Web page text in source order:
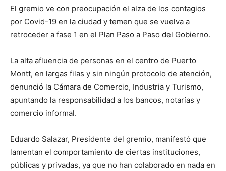
El gremio ve con preocupación el alza de los contagios
por Covid-19 en la ciudad y temen que se vuelva a
retroceder a fase 1 en el Plan Paso a Paso del Gobierno.
La alta afluencia de personas en el centro de Puerto
Montt, en largas filas y sin ningún protocolo de atención,
denunció la Cámara de Comercio, Industria y Turismo,
apuntando la responsabilidad a los bancos, notarías y
comercio informal.
Eduardo Salazar, Presidente del gremio, manifestó que
lamentan el comportamiento de ciertas instituciones,
públicas y privadas, ya que no han colaborado en nada en